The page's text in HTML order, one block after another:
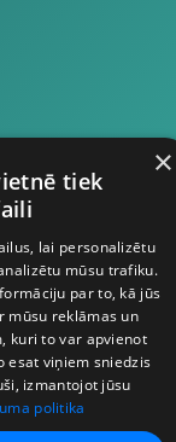
×
tiek
lai personalizētu
mūsu trafiku.
par to, kā jūs
mūsu reklāmas un
kuri to var apvienot
esat viņiem sniedzis
izmantojot jūsu
politika